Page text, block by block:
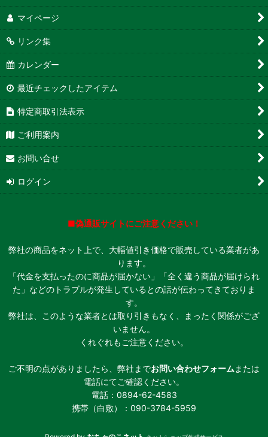
マイページ
リンク集
カレンダー
最近チェックしたアイテム
特定商取引法表示
ご利用案内
お問い合せ
ログイン
■偽通販サイトにご注意ください！
弊社の商品をネット上で、大幅値引き価格で販売している業者があ
ります。
「代金を支払ったのに商品が届かない」「全く違う商品が届けられ
た」などのトラブルが発生しているとの話が伝わってきておりま
す。
弊社は、このような業者とは取り引きもなく、まったく関係がござ
いません。
くれぐれもご注意ください。
ご不明の点がありましたら、弊社までお問い合わせフォーム または
電話にてご確認ください。
電話：0894-62-4583
携帯（白敷）：090-3784-5959